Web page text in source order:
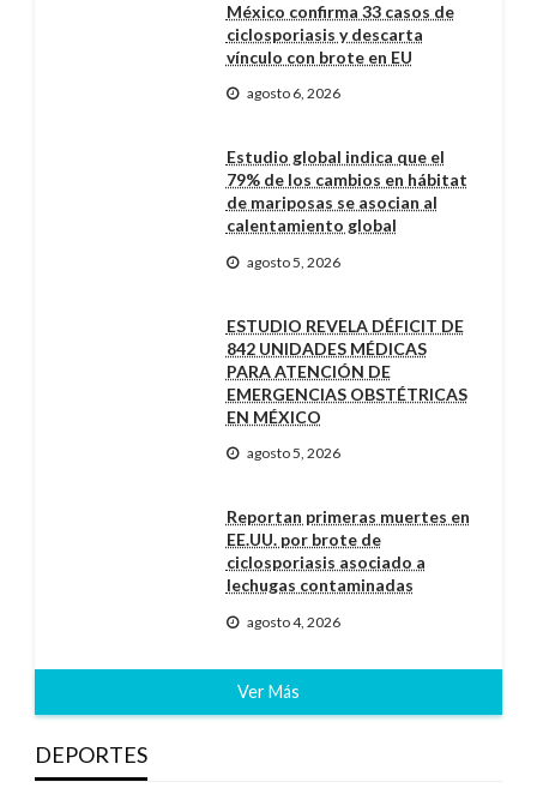
México confirma 33 casos de
ciclosporiasis y descarta
vínculo con brote en EU
agosto 6, 2026
Estudio global indica que el
79% de los cambios en hábitat
de mariposas se asocian al
calentamiento global
agosto 5, 2026
ESTUDIO REVELA DÉFICIT DE
842 UNIDADES MÉDICAS
PARA ATENCIÓN DE
EMERGENCIAS OBSTÉTRICAS
EN MÉXICO
agosto 5, 2026
Reportan primeras muertes en
EE.UU. por brote de
ciclosporiasis asociado a
lechugas contaminadas
agosto 4, 2026
Ver Más
DEPORTES